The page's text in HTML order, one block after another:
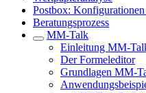
Postbox:
Beratungsprozess
MM-Talk
Einleitung MM-
Der Formeleditor
Grundlagen MM-